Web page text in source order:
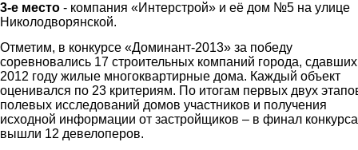
3-е место - компания «Интерстрой» и её дом №5 на улице
Николодворянской.
Отметим, в конкурсе «Доминант-2013» за победу
соревновались 17 строительных компаний города,
2012 году жилые многоквартирные дома. Каждый объект
оценивался по 23 критериям. По итогам первых двух
полевых исследований домов участников и получения
исходной информации от застройщиков – в финал конкурса
вышли 12 девелоперов.